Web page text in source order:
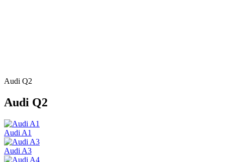
Audi Q2
Audi Q2
Audi A1
Audi A3